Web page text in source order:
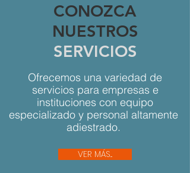
CONOZCA
NUESTROS
SERVICIOS
Ofrecemos una variedad de
servicios para empresas e
instituciones con equipo
especializado y personal altamente
adiestrado.
VER MÁS...